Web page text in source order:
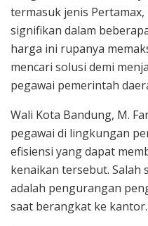
termasuk jenis
signifikan dalam
harga ini rupanya
mencari solusi demi
pegawai pemerintah
Wali Kota Bandung, M.
pegawai di lingkungan
efisiensi yang dapat
kenaikan tersebut. Salah
adalah pengurangan
saat berangkat ke kantor.